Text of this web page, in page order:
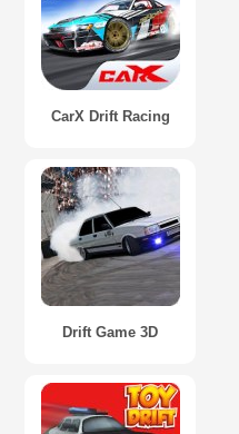
CarX Drift Racing
Drift Game 3D